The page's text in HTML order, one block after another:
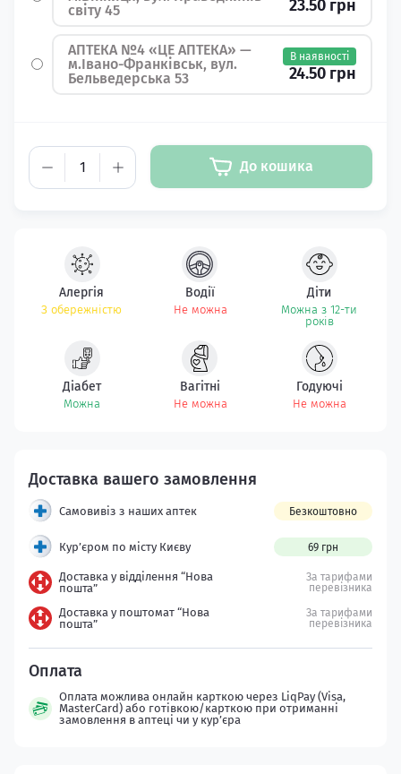
світу 45
23.50 грн
АПТЕКА №4 «ЦЕ АПТЕКА» —
м.Івано-Франківськ, вул.
Бельведерська 53
В наявності
24.50 грн
До кошика
Алергія
З обережністю
Водії
Не можна
Діти
Можна з 12-ти
років
Діабет
Можна
Вагітні
Не можна
Годуючі
Не можна
Самовивіз з наших аптек Безкоштовно
Кур’єром по місту Києву 69 грн
Доставка у відділення “Нова
пошта”
За тарифами
перевізника
Доставка у поштомат “Нова
пошта”
За тарифами
перевізника
Оплата можлива онлайн карткою через LiqPay (Visa,
MasterCard) або готівкою/карткою при отриманні
замовлення в аптеці чи у кур’єра